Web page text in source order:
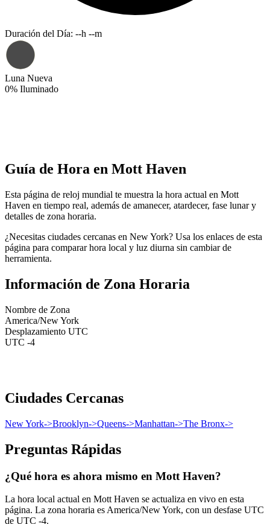
Duración del Día: --h --m
Luna Nueva
0% Iluminado
Guía de Hora en Mott Haven
Esta página de reloj mundial te muestra la hora actual en Mott
Haven en tiempo real, además de amanecer, atardecer, fase lunar y
detalles de zona horaria.
¿Necesitas ciudades cercanas en New York? Usa los enlaces de esta
página para comparar hora local y luz diurna sin cambiar de
herramienta.
Información de Zona Horaria
Nombre de Zona
America/New York
Desplazamiento UTC
UTC -4
Ciudades Cercanas
New York->Brooklyn->Queens->Manhattan->The Bronx->
Preguntas Rápidas
¿Qué hora es ahora mismo en Mott Haven?
La hora local actual en Mott Haven se actualiza en vivo en esta
página. La zona horaria es America/New York, con un desfase UTC
de UTC -4.